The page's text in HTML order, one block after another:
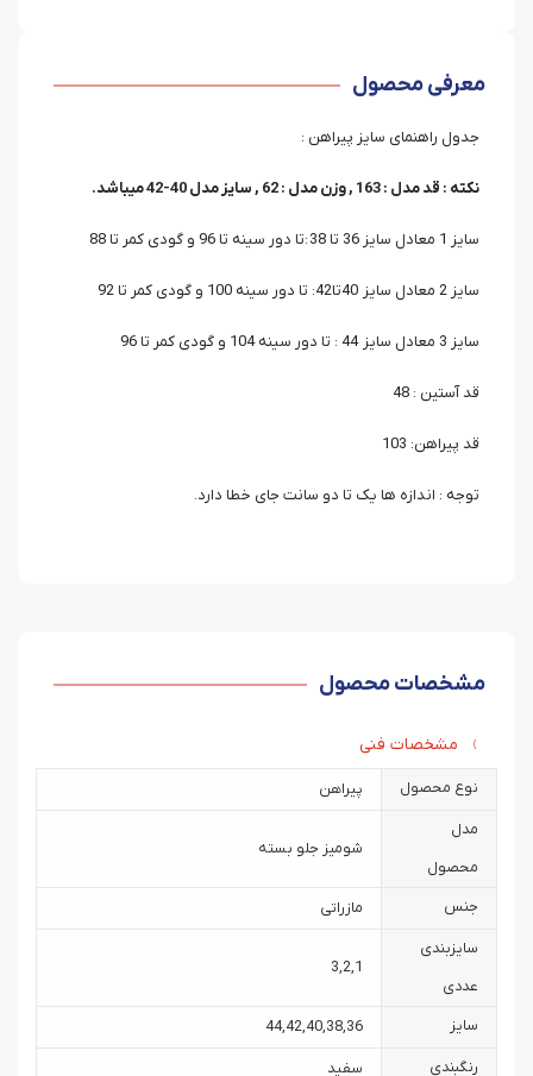
معرفی محصول
جدول راهنمای سایز پیراهن :
نکته : قد مدل : 163 , وزن مدل : 62 , سایز مدل 40-42 میباشد.
سایز 1 معادل سایز 36 تا 38 :تا دور سینه تا 96 و گودی کمر تا 88
سایز 2 معادل سایز 40تا42: تا دور سینه 100 و گودی کمر تا 92
سایز 3 معادل سایز 44 : تا دور سینه 104 و گودی کمر تا 96
قد آستین : 48
قد پیراهن: 103
توجه : اندازه ها یک تا دو سانت جای خطا دارد.
مشخصات محصول
مشخصات فنی
نوع محصول پیراهن
مدل
محصول
شومیز جلو بسته
جنس مازراتی
سایزبندی
عددی
1
,
2
,
3
سایز 36
,
38
,
40
,
42
,
44
رنگبندی سفید